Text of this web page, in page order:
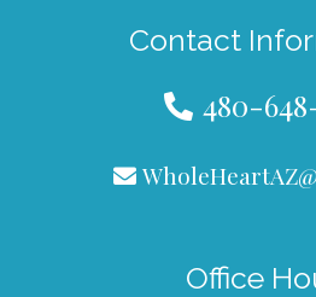
Contact
480-
Office